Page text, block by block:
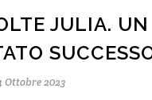
JULIA.
Ottobre 2023